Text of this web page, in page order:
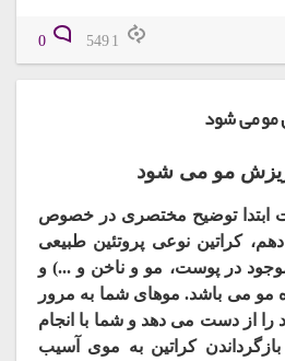
مو می شود
ریزش مو می شود
ابتدا توضیح مختصری در خصوص
کراتین نوعی پروتئین طبیعی
در پوست، مو و ناخن و ...) و
مو می باشد. موهای شما به مرور
را از دست می دهد و شما با انجام
کراتین به موی آسیب